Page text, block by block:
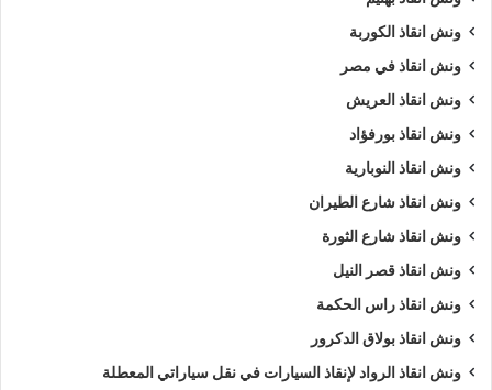
اذا كنت تمتلك سيارة وتعطلت بك في السخنة وتبحث عن
انقاذ
, لا داعي للقلق والبحث الكثير ,
السخنة
لأنقاذك متوفر لدينا
انقاذ سيارات,ونش انقاذ دراجة نارية
انقاذ سيارات نقل,
ونش نقل قوارب).
طلبونش انقاذ سيارات
طلبونش انقاذ سيارات
طلبونش انقاذ سيارات
طلبونش انقاذ سياراتلنقلك لاقرب مركز صيانة.
ونش انقاذ الكوربة
ونش انقاذ في مصر
ونش انقاذ العريش
ونش انقاذ بورفؤاد
ونش انقاذ النوبارية
ونش انقاذ شارع الطيران
ونش انقاذ شارع الثورة
ونش انقاذ قصر النيل
ونش انقاذ راس الحكمة
ونش انقاذ بولاق الدكرور
ونش انقاذ الرواد لإنقاذ السيارات في نقل سياراتي المعطلة